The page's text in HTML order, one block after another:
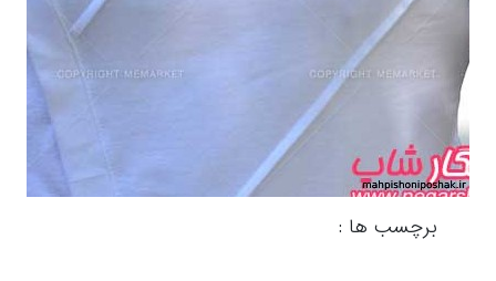
برچسب ها :